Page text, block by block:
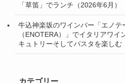
「草笛」でランチ（2026年6月）
牛込神楽坂のワインバー「エノテ
（ENOTERA）」でイタリアワイ
キュトリーそしてパスタを楽しむ
カテゴリー